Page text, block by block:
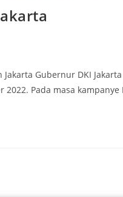
Gubernur DKI
Pada masa